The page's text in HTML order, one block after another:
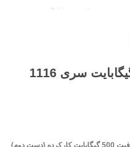
کنسول پلی استیشن 500 گیگابایت سری 1116